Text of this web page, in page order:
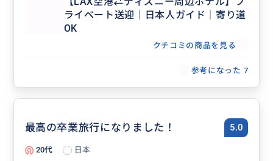
と思います。
ライベート送迎｜日本人ガイド｜寄り道
OK
クチコミの商品を見る
参考になった 7
最高の卒業旅行になりました！ 5.0
20代
日本